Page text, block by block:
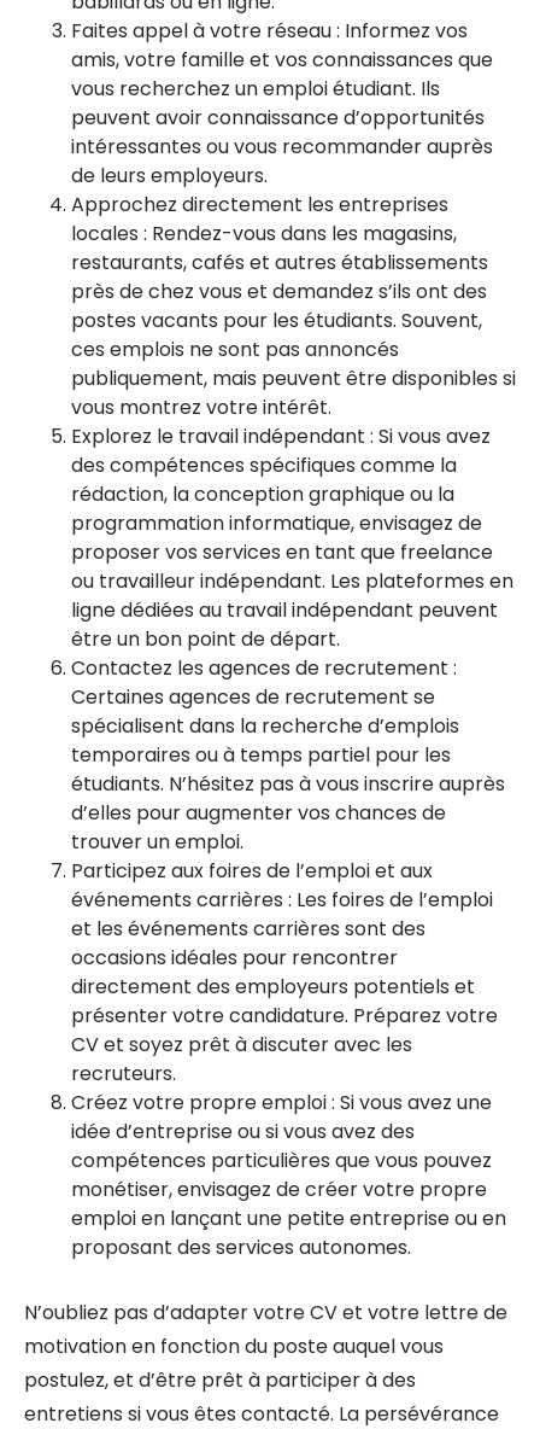
Faites appel à votre réseau : Informez vos
amis, votre famille et vos connaissances que
vous recherchez un emploi étudiant. Ils
peuvent avoir connaissance d’opportunités
intéressantes ou vous recommander auprès
de leurs employeurs.
Approchez directement les entreprises
locales : Rendez-vous dans les magasins,
restaurants, cafés et autres établissements
près de chez vous et demandez s’ils ont des
postes vacants pour les étudiants. Souvent,
ces emplois ne sont pas annoncés
publiquement, mais peuvent être disponibles si
vous montrez votre intérêt.
Explorez le travail indépendant : Si vous avez
des compétences spécifiques comme la
rédaction, la conception graphique ou la
programmation informatique, envisagez de
proposer vos services en tant que freelance
ou travailleur indépendant. Les plateformes en
ligne dédiées au travail indépendant peuvent
être un bon point de départ.
Contactez les agences de recrutement :
Certaines agences de recrutement se
spécialisent dans la recherche d’emplois
temporaires ou à temps partiel pour les
étudiants. N’hésitez pas à vous inscrire auprès
d’elles pour augmenter vos chances de
trouver un emploi.
Participez aux foires de l’emploi et aux
événements carrières : Les foires de l’emploi
et les événements carrières sont des
occasions idéales pour rencontrer
directement des employeurs potentiels et
présenter votre candidature. Préparez votre
CV et soyez prêt à discuter avec les
recruteurs.
Créez votre propre emploi : Si vous avez une
idée d’entreprise ou si vous avez des
compétences particulières que vous pouvez
monétiser, envisagez de créer votre propre
emploi en lançant une petite entreprise ou en
proposant des services autonomes.
N’oubliez pas d’adapter votre CV et votre lettre de
motivation en fonction du poste auquel vous
postulez, et d’être prêt à participer à des
entretiens si vous êtes contacté. La persévérance